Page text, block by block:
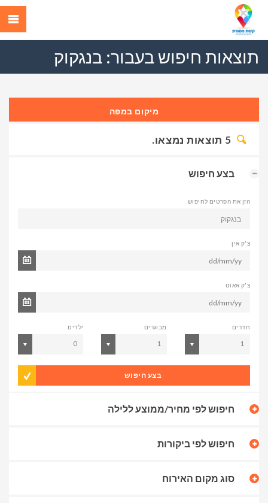
תוצאות חיפוש בעבור: בנגקוק
מיקום במפה
5 תוצאות נמצאו.
בצע חיפוש
הזן את הפרטים לחיפוש
צ'ק אין
צ'ק אאוט
חדרים
1
מבוגרים
1
ילדים
0
בצע חיפוש
חיפוש לפי מחיר/ממוצע ללילה
חיפוש לפי ביקורות
סוג מקום האירוח